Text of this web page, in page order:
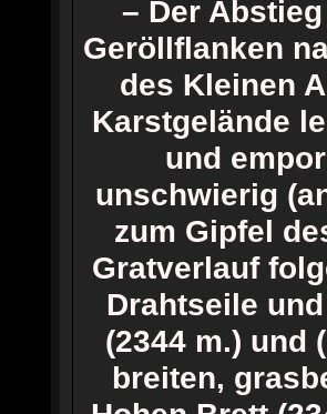
– Der
Geröllflanken
des Kleinen
Karstgelände
und
unschwierig
zum Gipfel
Gratverlauf
Drahtseile
(2344 m.) und
breiten,